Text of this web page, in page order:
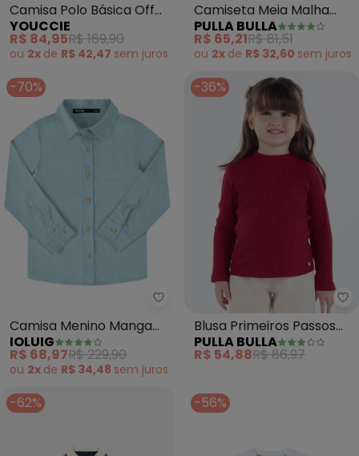
Camisa Polo Básica Off
White (Off White)
YOUCCIE
R$ 84,95R$ 169,90
ou 2x de R$ 42,47 sem juros
Camiseta Meia Malha
(Verde)
PULLA BULLA
R$ 65,21R$ 81,51
ou 2x de R$ 32,60 sem juros
-70%
Ioluig - Camisa Menino Manga
Camisa Menino Manga
Longa Tecido Plano
(Azul)
IOLUIG
R$ 68,97R$ 229,90
ou 2x de R$ 34,48 sem juros
-36%
Blusa Primeiros Passos
Malha Canelada (Roxo)
PULLA BULLA
R$ 54,88R$ 86,97
-62% -56%